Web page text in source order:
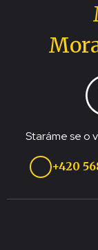
Staráme se o
+420